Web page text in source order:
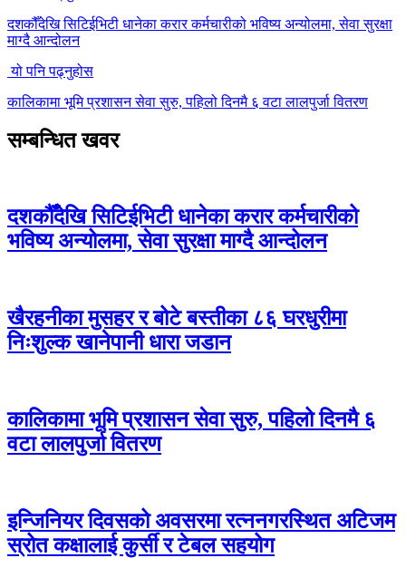
दशकौँदेखि सिटिईभिटी धानेका करार कर्मचारीको भविष्य अन्योलमा, सेवा सुरक्षा
माग्दै आन्दोलन
यो पनि पढ्नुहोस
कालिकामा भूमि प्रशासन सेवा सुरु, पहिलो दिनमै ६ वटा लालपुर्जा वितरण
सम्बन्धित खवर
दशकौँदेखि सिटिईभिटी धानेका करार कर्मचारीको
भविष्य अन्योलमा, सेवा सुरक्षा माग्दै आन्दोलन
खैरहनीका मुसहर र बोटे बस्तीका ८६ घरधुरीमा
निःशुल्क खानेपानी धारा जडान
कालिकामा भूमि प्रशासन सेवा सुरु, पहिलो दिनमै ६
वटा लालपुर्जा वितरण
इन्जिनियर दिवसको अवसरमा रत्ननगरस्थित अटिजम
स्रोत कक्षालाई कुर्सी र टेबल सहयोग